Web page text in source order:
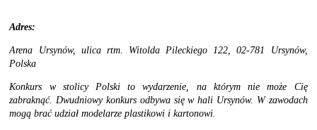
Adres:
Arena Ursynów, ulica rtm. Witolda Pileckiego 122, 02-781 Ursynów,
Polska
Konkurs w stolicy Polski to wydarzenie, na którym nie może Cię
zabraknąć. Dwudniowy konkurs odbywa się w hali Ursynów. W zawodach
mogą brać udział modelarze plastikowi i kartonowi.